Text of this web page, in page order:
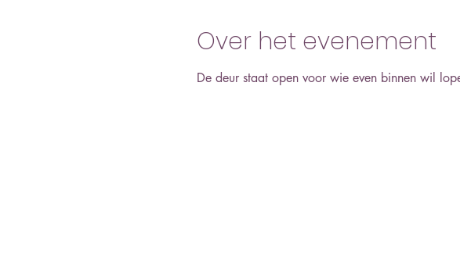
Over het evenement
De deur staat open voor wie even binnen wil